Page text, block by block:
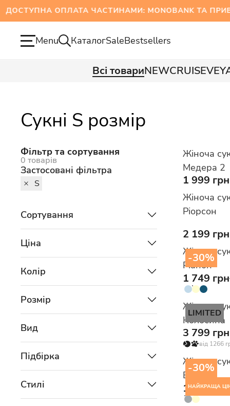
ОПЛАТА ЧАСТИНАМИ: MONOBANK ТА
Menu КаталогSaleBestsellers
Всі товариNEWCRUISE
Сукні S розмір
Фільтр та сортування
0 товарів
Застосовані фільтра
S
Сортування
Ціна
Колір
Розмір
Вид
Підбірка
Стилі
Жіноча
Медера 2
1 999 грн
Жіноча
Ріорсон
2 199 грн
-30%
Жіноча
Ріанон
1 749 грн
LIMITED
Жіноча
Колосина
3 799 грн
від 1266
-30%
НАЙКРАЩА
Жіноча
Еймсіра
1 119 грн